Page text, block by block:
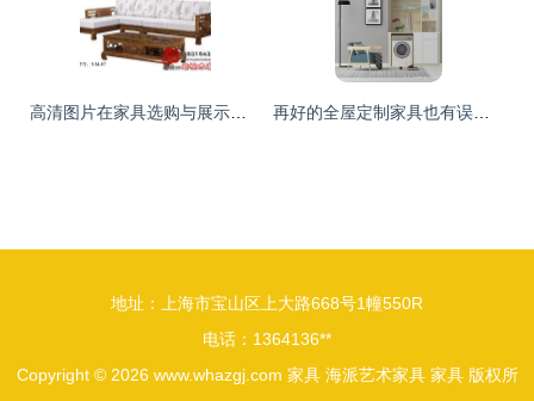
地址：上海市宝山区上大路668号1幢550R
电话：1364136**
Copyright © 2026 www.whazgj.com 家具 海派艺术家具 家具版权所